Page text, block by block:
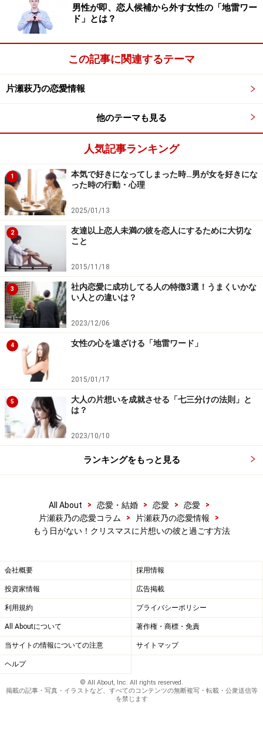
望ましいでしょう。
※記事内容は執筆時点のものです。最新の内容をご確認くださ
1/2 次のページへ
男性が即、恋人候補から外す女性の「地雷ワー
ド」とは？
この記事に関連するテーマ
片瀬萩乃の恋愛情報
他のテーマも見る
人気記事ランキング
1
本気で好きになってしまった時…男が女を好きにな
った時の行動・心理
2025/01/13
2
友達以上恋人未満の彼を恋人にするために大切な
こと
2015/11/18
3
社内恋愛に成功してる人の特徴3選！うまくいかな
い人との違いは？
2023/12/06
4 女性の心を遠ざける「地雷ワード」
2015/01/17
5
大人の片想いを成就させる「七三分けの法則」と
は？
2023/10/10
ランキングをもっと見る
All About > 恋愛・結婚 > 恋愛 > 恋愛
>
片瀬萩乃の恋愛コラム
> 片瀬萩乃の恋愛情報
>
もう日がない！クリスマスに片想いの彼と過ごす方法
会社概要 採用情報
投資家情報 広告掲載
利用規約 プライバシーポリシー
All Aboutについて 著作権・商標・免責
当サイトの情報についての注意 サイトマップ
ヘルプ
© All About, Inc. All rights reserved.
掲載の記事・写真・イラストなど、すべてのコンテンツの無断複写・転載・公衆送信等
を禁じます